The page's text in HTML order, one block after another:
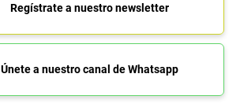
Regístrate a nuestro newsletter
Únete a nuestro canal de Whatsapp